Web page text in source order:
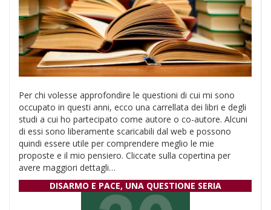
Per chi volesse approfondire le questioni di cui mi sono
occupato in questi anni, ecco una carrellata dei libri e degli
studi a cui ho partecipato come autore o co-autore. Alcuni
di essi sono liberamente scaricabili dal web e possono
quindi essere utile per comprendere meglio le mie
proposte e il mio pensiero. Cliccate sulla copertina per
avere maggiori dettagli…
DISARMO E PACE, UNA QUESTIONE SERIA